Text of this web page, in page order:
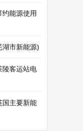
能源使用
湖市新能源)
陵客运站电
国主要新能